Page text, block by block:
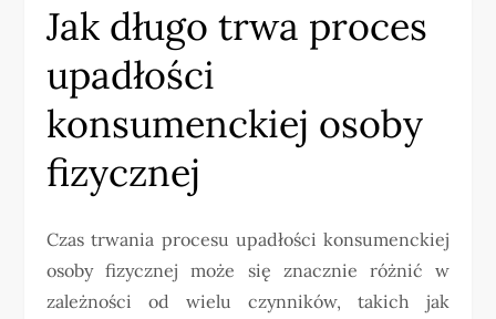
Jak długo trwa proces
upadłości
konsumenckiej osoby
fizycznej
Czas trwania procesu upadłości konsumenckiej
osoby fizycznej może się znacznie różnić w
zależności od wielu czynników, takich jak